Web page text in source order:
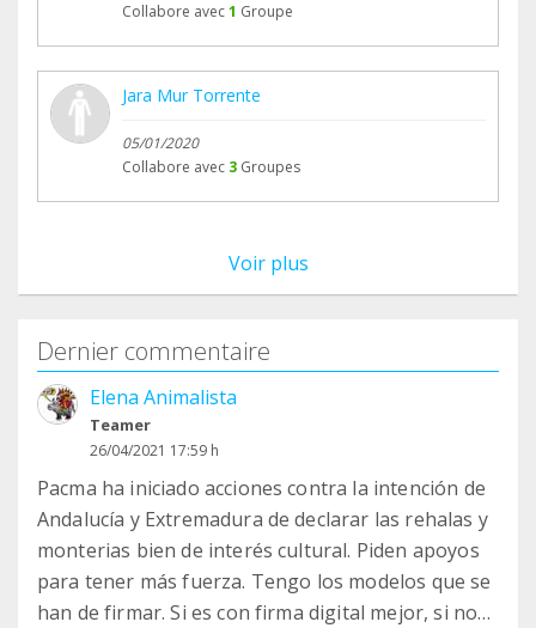
Collabore avec1 Groupe
Jara Mur Torrente
05/01/2020
Collabore avec 3 Groupes
Voir plus
Dernier commentaire
Elena Animalista
Teamer
26/04/2021 17:59 h
Pacma ha iniciado acciones contra la intención de
Andalucía y Extremadura de declarar las rehalas y
monterias bien de interés cultural. Piden apoyos
para tener más fuerza. Tengo los modelos que se
han de firmar. Si es con firma digital mejor, si no